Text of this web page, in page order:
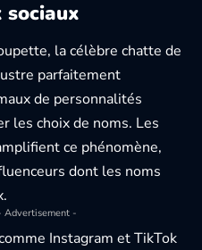
sociaux
la célèbre chatte de
parfaitement
de personnalités
les choix de noms. Les
ce phénomène,
dont les noms
Advertisement -
Instagram et TikTok